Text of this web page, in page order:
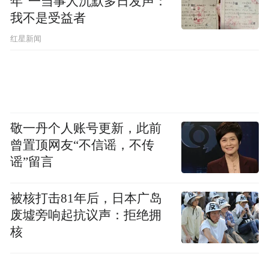
我不是受益者
红星新闻
敬一丹个人账号更新，此前
曾置顶网友“不信谣，不传
谣”留言
被核打击81年后，日本广岛
废墟旁响起抗议声：拒绝拥
核